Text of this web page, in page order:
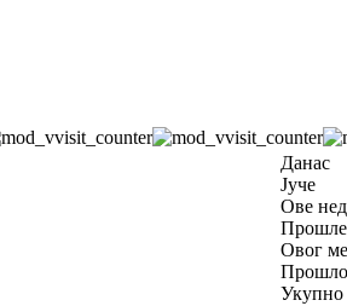
Данас
Јуче
Ове
Овог
Укупно